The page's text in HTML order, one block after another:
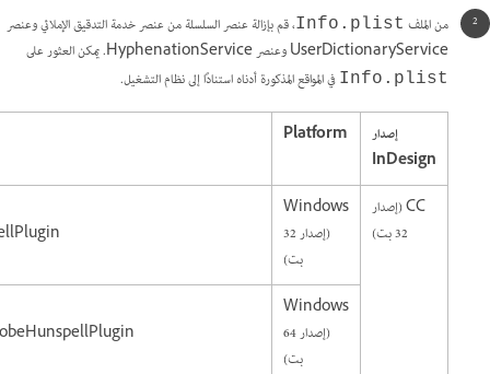
من الملف Info.plist، قم بإزالة عنصر السلسلة من عنصر خدمة التدقيق الإملائي وعنصر
UserDictionaryService وعنصر HyphenationService. يمكن العثور على
Info.plist في المواقع المذكورة أدناه استنادًا إلى نظام التشغيل.
إصدار
InDesign
Platform
CC (إصدار
32 بت)
Windows
(إصدار 32
بت)
Windows
(إصدار 64
بت)